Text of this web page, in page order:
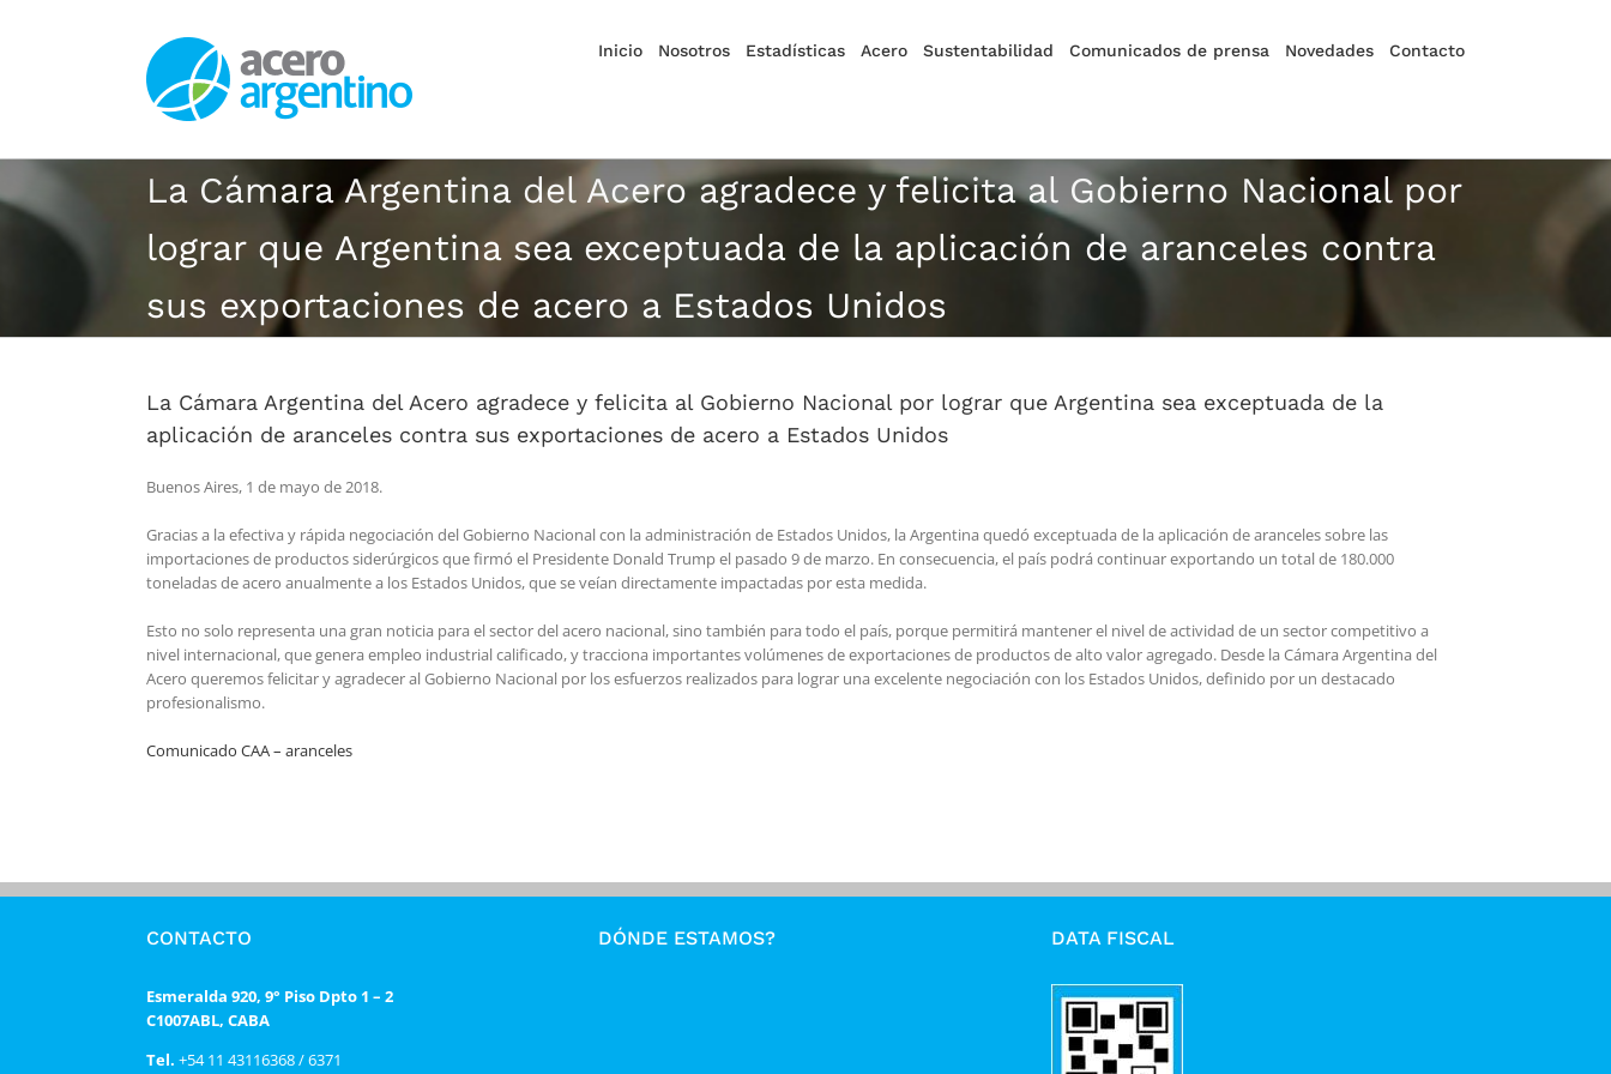
Inicio Nosotros Estadísticas Acero Sustentabilidad Comunicados de prensa Novedades Contacto
La Cámara Argentina del Acero agradece y felicita al Gobierno Nacional por
lograr que Argentina sea exceptuada de la aplicación de aranceles contra
sus exportaciones de acero a Estados Unidos
La Cámara Argentina del Acero agradece y felicita al Gobierno Nacional por lograr que Argentina sea exceptuada de la
aplicación de aranceles contra sus exportaciones de acero a Estados Unidos
Buenos Aires, 1 de mayo de 2018.
Gracias a la efectiva y rápida negociación del Gobierno Nacional con la administración de Estados Unidos, la Argentina quedó exceptuada de la aplicación de aranceles sobre las
importaciones de productos siderúrgicos que firmó el Presidente Donald Trump el pasado 9 de marzo. En consecuencia, el país podrá continuar exportando un total de 180.000
toneladas de acero anualmente a los Estados Unidos, que se veían directamente impactadas por esta medida.
Esto no solo representa una gran noticia para el sector del acero nacional, sino también para todo el país, porque permitirá mantener el nivel de actividad de un sector competitivo a
nivel internacional, que genera empleo industrial calificado, y tracciona importantes volúmenes de exportaciones de productos de alto valor agregado. Desde la Cámara Argentina del
Acero queremos felicitar y agradecer al Gobierno Nacional por los esfuerzos realizados para lograr una excelente negociación con los Estados Unidos, definido por un destacado
profesionalismo.
Comunicado CAA – aranceles
CONTACTO
Esmeralda 920, 9° Piso Dpto 1 – 2
C1007ABL, CABA
Tel. +54 11 43116368 / 6371
DÓNDE ESTAMOS? DATA FISCAL